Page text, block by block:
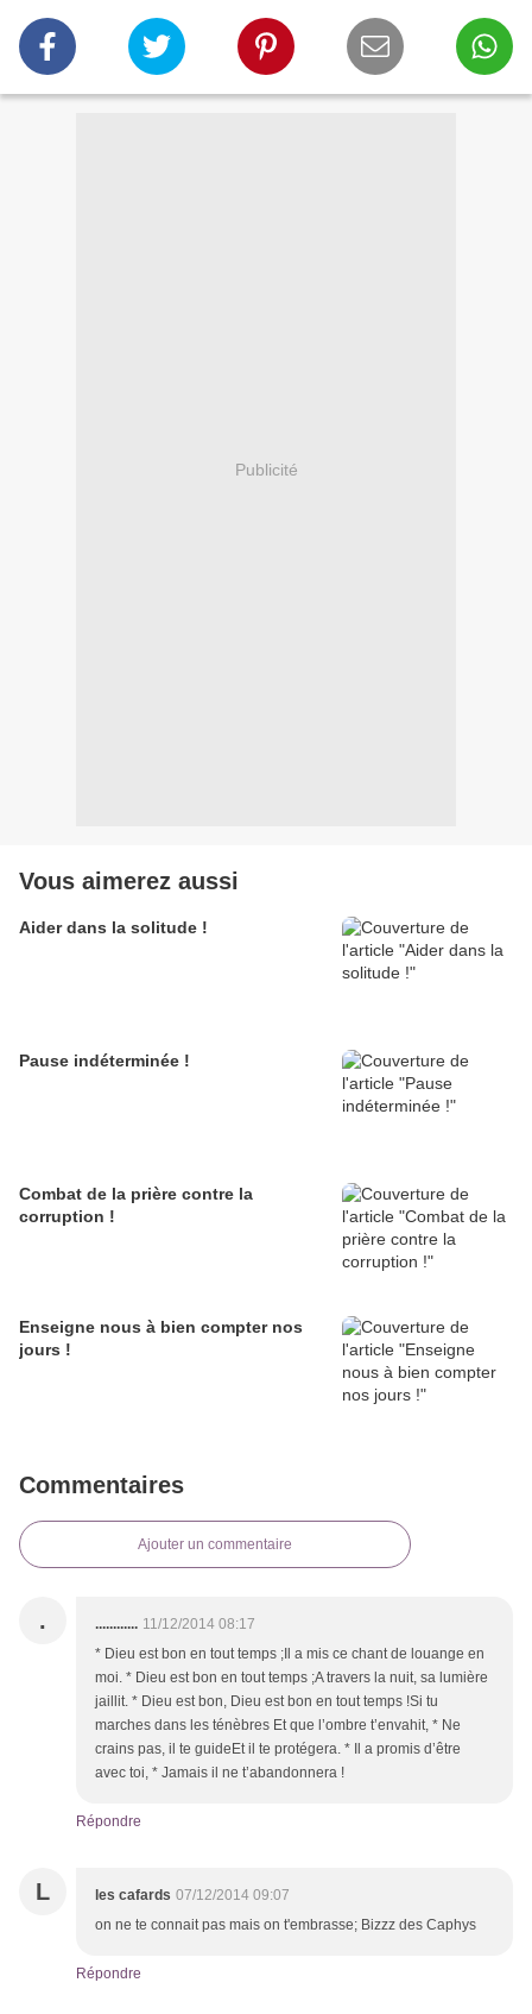
Publicité
Vous aimerez aussi
Aider dans la solitude !
Pause indéterminée !
Combat de la prière contre la
corruption !
Enseigne nous à bien compter nos
jours !
Commentaires
Ajouter un commentaire
. ............ 11/12/2014 08:17
* Dieu est bon en tout temps ;Il a mis ce chant de louange en
moi. * Dieu est bon en tout temps ;A travers la nuit, sa lumière
jaillit. * Dieu est bon, Dieu est bon en tout temps !Si tu
marches dans les ténèbres Et que l’ombre t’envahit, * Ne
crains pas, il te guideEt il te protégera. * Il a promis d’être
avec toi, * Jamais il ne t’abandonnera !
Répondre
L les cafards 07/12/2014 09:07
on ne te connait pas mais on t'embrasse; Bizzz des Caphys
Répondre